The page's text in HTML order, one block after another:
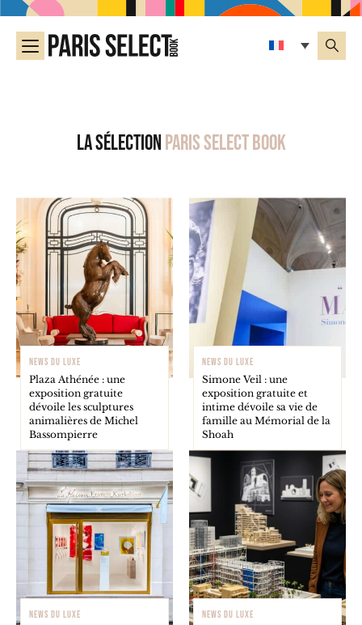
La sélectionParis Select Book
NEWS DU LUXE
Plaza Athénée : une
exposition gratuite
dévoile les sculptures
animalières de Michel
Bassompierre
NEWS DU LUXE
Simone Veil : une
exposition gratuite et
intime dévoile sa vie de
famille au Mémorial de la
Shoah
NEWS DU LUXE
NEWS DU LUXE